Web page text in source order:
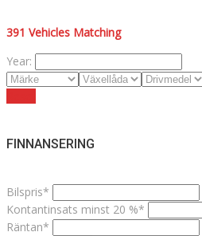
391 Vehicles Matching
Year:
FINNANSERING
Bilspris*
Kontantinsats minst 20 %*
Räntan*